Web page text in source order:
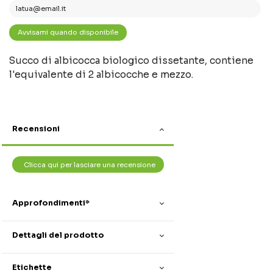
Succo di albicocca biologico dissetante, contiene
l'equivalente di 2 albicocche e mezzo.
Recensioni
Clicca qui per lasciare una recensione
Approfondimenti*
Dettagli del prodotto
Etichette